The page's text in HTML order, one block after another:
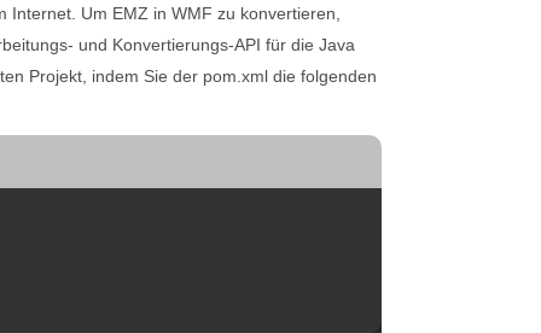
Um EMZ in WMF zu konvertieren,
und Konvertierungs-API für die Java
Projekt, indem Sie der pom.xml die folgenden